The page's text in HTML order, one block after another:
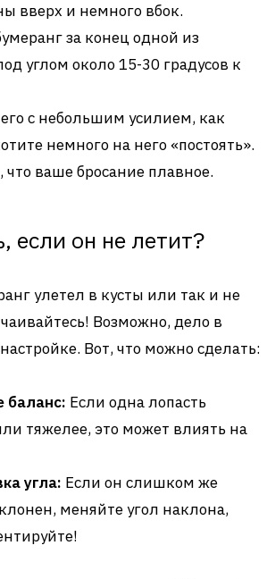
вверх и немного вбок.
за конец одной из
углом около 15-30 градусов к
его с небольшим усилием, как
немного на него «постоять».
что ваше бросание плавное.
если он не летит?
улетел в кусты или так и не
Возможно, дело в
Вот, что можно сделать:
баланс: Если одна лопасть
тяжелее, это может влиять на
угла: Если он слишком же
меняйте угол наклона,